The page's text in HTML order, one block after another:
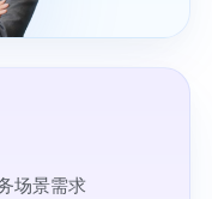
场景需求